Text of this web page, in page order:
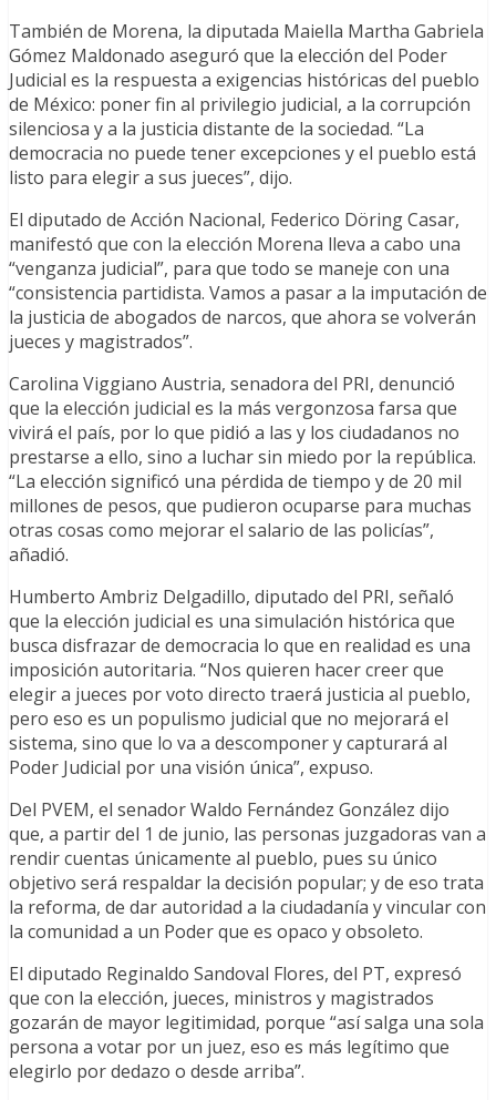
También de Morena, la diputada Maiella Martha Gabriela
Gómez Maldonado aseguró que la elección del Poder
Judicial es la respuesta a exigencias históricas del pueblo
de México: poner fin al privilegio judicial, a la corrupción
silenciosa y a la justicia distante de la sociedad. “La
democracia no puede tener excepciones y el pueblo está
listo para elegir a sus jueces”, dijo.
El diputado de Acción Nacional, Federico Döring Casar,
manifestó que con la elección Morena lleva a cabo una
“venganza judicial”, para que todo se maneje con una
“consistencia partidista. Vamos a pasar a la imputación de
la justicia de abogados de narcos, que ahora se volverán
jueces y magistrados”.
Carolina Viggiano Austria, senadora del PRI, denunció
que la elección judicial es la más vergonzosa farsa que
vivirá el país, por lo que pidió a las y los ciudadanos no
prestarse a ello, sino a luchar sin miedo por la república.
“La elección significó una pérdida de tiempo y de 20 mil
millones de pesos, que pudieron ocuparse para muchas
otras cosas como mejorar el salario de las policías”,
añadió.
Humberto Ambriz Delgadillo, diputado del PRI, señaló
que la elección judicial es una simulación histórica que
busca disfrazar de democracia lo que en realidad es una
imposición autoritaria. “Nos quieren hacer creer que
elegir a jueces por voto directo traerá justicia al pueblo,
pero eso es un populismo judicial que no mejorará el
sistema, sino que lo va a descomponer y capturará al
Poder Judicial por una visión única”, expuso.
Del PVEM, el senador Waldo Fernández González dijo
que, a partir del 1 de junio, las personas juzgadoras van a
rendir cuentas únicamente al pueblo, pues su único
objetivo será respaldar la decisión popular; y de eso trata
la reforma, de dar autoridad a la ciudadanía y vincular con
la comunidad a un Poder que es opaco y obsoleto.
El diputado Reginaldo Sandoval Flores, del PT, expresó
que con la elección, jueces, ministros y magistrados
gozarán de mayor legitimidad, porque “así salga una sola
persona a votar por un juez, eso es más legítimo que
elegirlo por dedazo o desde arriba”.